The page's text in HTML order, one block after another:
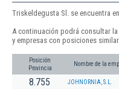
Triskeldegusta Sl. se encuentra
A continuación podrá consultar
y empresas con posiciones
Posición
Provincia
Nombre de la
8.755 JOHNORNIA, S.L.